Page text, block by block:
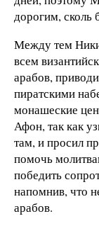
дорогим, сколь
Между тем
всем
арабов,
пиратскими
монашеские
Афон, так как
там, и просил
помочь
победить
напомнив, что
арабов.